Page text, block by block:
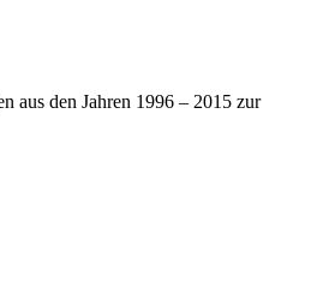
aus den Jahren 1996 – 2015 zur